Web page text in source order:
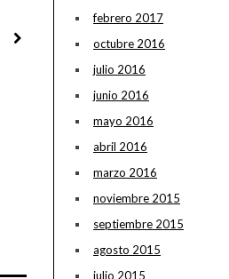
febrero 2017
octubre 2016
julio 2016
junio 2016
mayo 2016
abril 2016
marzo 2016
noviembre 2015
septiembre 2015
agosto 2015
julio 2015